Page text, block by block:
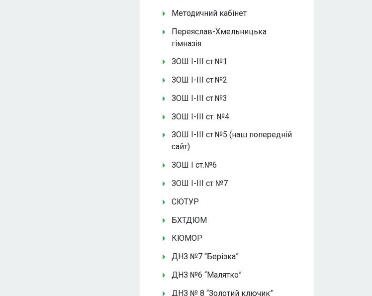
Методичний кабінет
Переяслав-Хмельницька
гімназія
ЗОШ І-ІІІ ст.№1
ЗОШ І-ІІІ ст.№2
ЗОШ І-ІІІ ст.№3
ЗОШ І-ІІІ ст. №4
ЗОШ І-ІІІ ст.№5 (наш попередній
сайт)
ЗОШ І ст.№6
ЗОШ І-ІІІ ст №7
СЮТУР
БХТДЮМ
КЮМОР
ДНЗ №7 “Берізка”
ДНЗ №6 “Малятко”
ДНЗ № 8 “Золотий ключик”